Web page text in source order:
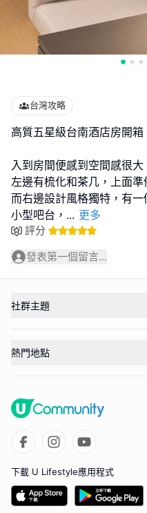
台灣攻略
高質五星級台南酒店房開箱
入到房間便感到空間感很大
左邊有梳化和茶几，上面
而右邊設計風格獨特，有一
小型吧台， ... 更多
評分
發表第一個留言...
社群主題
熱門地點
下載 U Lifestyle應用程式